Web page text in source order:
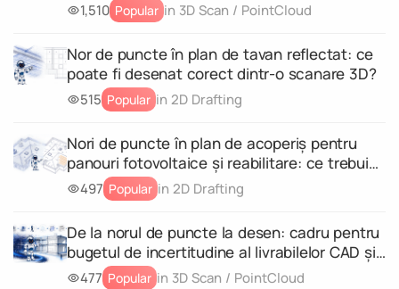
1,510 Popular in 3D Scan / PointCloud
Nor de puncte în plan de tavan reflectat: ce
poate fi desenat corect dintr-o scanare 3D?
515 Popular in 2D Drafting
Nori de puncte în plan de acoperiș pentru
panouri fotovoltaice și reabilitare: ce trebuie
să conțină scanarea
497 Popular in 2D Drafting
De la norul de puncte la desen: cadru pentru
bugetul de incertitudine al livrabilelor CAD și
al modelelor geometrice 3D
477 Popular in 3D Scan / PointCloud